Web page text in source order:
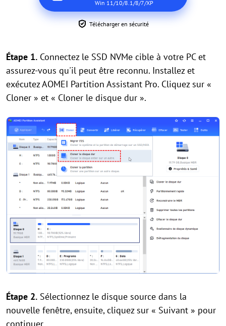
Win 11/10/8.1/8/7/XP
Télécharger en sécurité
Étape 1. Connectez le SSD NVMe cible à votre PC et
assurez-vous qu'il peut être reconnu. Installez et
exécutez AOMEI Partition Assistant Pro. Cliquez sur «
Cloner » et « Cloner le disque dur ».
Étape 2. Sélectionnez le disque source dans la
nouvelle fenêtre, ensuite, cliquez sur « Suivant » pour
continuer.